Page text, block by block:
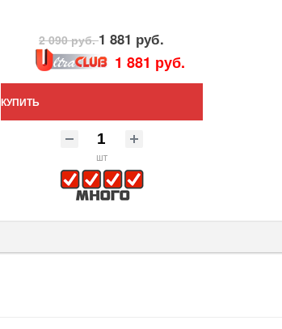
2 090 руб.1 881 руб.
1 881 руб.
КУПИТЬ
шт